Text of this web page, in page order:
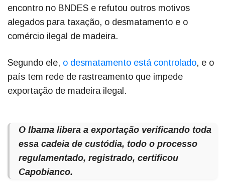
encontro no BNDES e refutou outros motivos
alegados para taxação, o desmatamento e o
comércio ilegal de madeira.
Segundo ele, o desmatamento está controlado, e o
país tem rede de rastreamento que impede
exportação de madeira ilegal.
O Ibama libera a exportação verificando toda
essa cadeia de custódia, todo o processo
regulamentado, registrado, certificou
Capobianco.